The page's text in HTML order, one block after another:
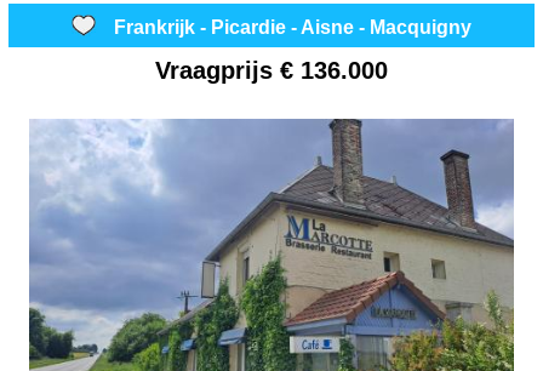
Frankrijk - Picardie - Aisne - Macquigny
Vraagprijs € 136.000